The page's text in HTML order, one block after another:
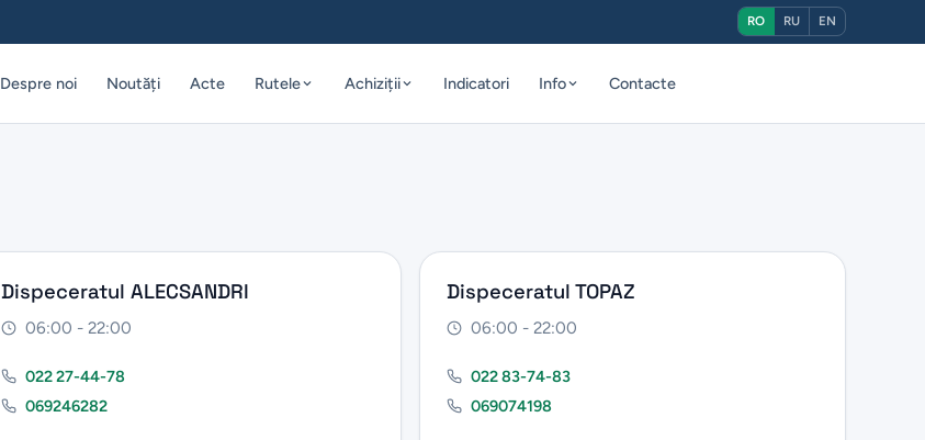
RO RU EN
Despre noi Noutăți Acte Rutele Achiziții Indicatori Info Contacte
Dispeceratul ALECSANDRI
06:00 - 22:00
022 27-44-78
069246282
Dispeceratul TOPAZ
06:00 - 22:00
022 83-74-83
069074198